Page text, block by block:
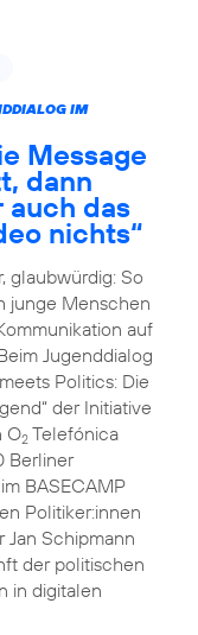
IM
Message
dann
das
nichts“
glaubwürdig: So
junge Menschen
auf
Jugenddialog
Politics: Die
der Initiative
O2Telefónica
Berliner
BASECAMP
Politiker:innen
Jan Schipmann
der politischen
in digitalen